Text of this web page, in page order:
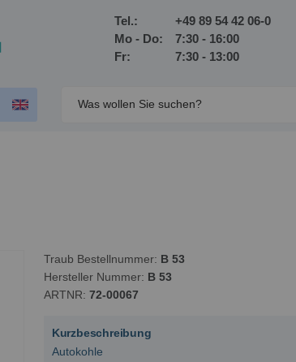
Tel.:
+49 89 54 42 06-0
Mo - Do:
7:30 - 16:00
Fr:
7:30 - 13:00
Traub Bestellnummer B 53
Hersteller Nummer B 53
ARTNR 72-00067
Kurzbeschreibung
Autokohle